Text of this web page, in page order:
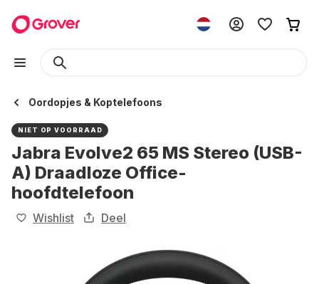
Oordopjes & Koptelefoons
NIET OP VOORRAAD
Jabra Evolve2 65 MS Stereo (USB-
A) Draadloze Office-
hoofdtelefoon
Wishlist Deel